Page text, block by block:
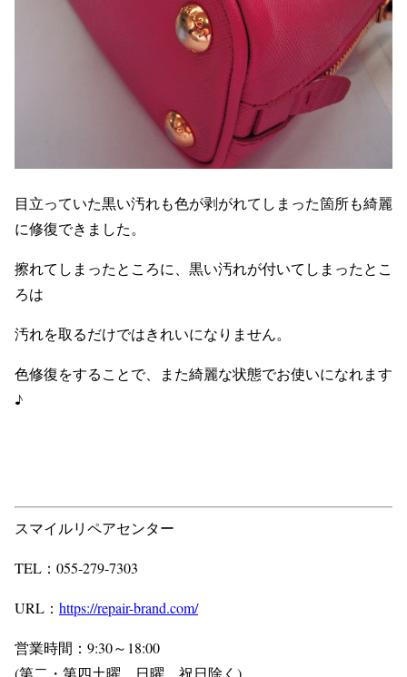
目立っていた黒い汚れも色が剥がれてしまった箇所も綺麗
に修復できました。
擦れてしまったところに、黒い汚れが付いてしまったとこ
ろは
汚れを取るだけではきれいになりません。
色修復をすることで、また綺麗な状態でお使いになれます
♪
スマイルリペアセンター
TEL：055-279-7303
URL： https://repair-brand.com/
営業時間：9:30～18:00
(第二・第四土曜、日曜、祝日除く)